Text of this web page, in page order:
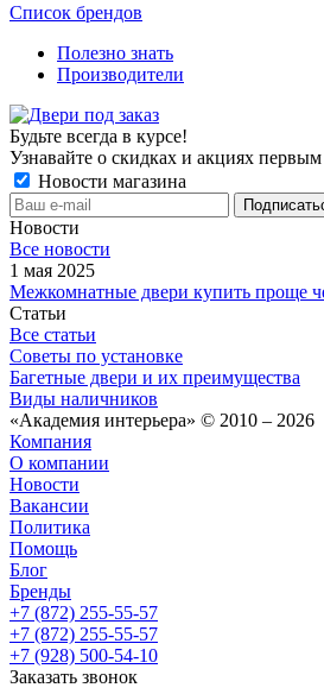
Список брендов
Полезно знать
Производители
Будьте всегда в курсе!
Узнавайте о скидках и акциях первым
Новости магазина
Новости
Все новости
1 мая 2025
Межкомнатные двери купить проще
Статьи
Все статьи
Советы по установке
Багетные двери и их преимущества
Виды наличников
«Академия интерьера» © 2010 – 2026
Компания
О компании
Новости
Вакансии
Политика
Помощь
Блог
Бренды
+7 (872) 255-55-57
+7 (872) 255-55-57
+7 (928) 500-54-10
Заказать звонок